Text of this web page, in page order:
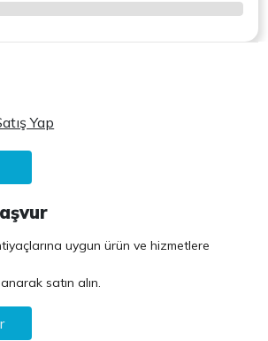
Yap
uygun ürün ve hizmetlere
satın alın.